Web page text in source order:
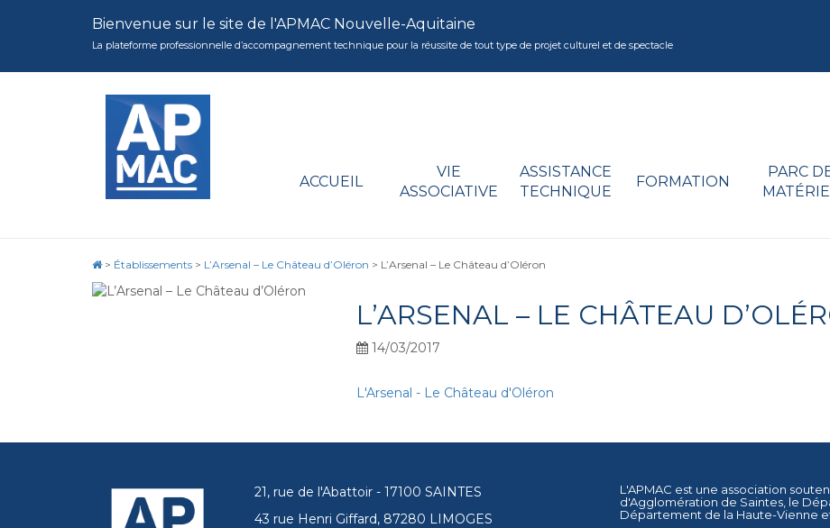
Bienvenue sur le site de l'APMAC Nouvelle-Aquitaine
La plateforme professionnelle d’accompagnement technique pour la réussite de tout type de projet culturel et de spectacle
ACCUEIL
VIE
ASSOCIATIVE
ASSISTANCE
TECHNIQUE
FORMATION
PARC
> Établissements > L’Arsenal – Le Château d’Oléron > L’Arsenal – Le Château d’Oléron
L’ARSENAL – LE CHÂTEAU
14/03/2017
L'Arsenal - Le Château d'Oléron
21, rue de l'Abattoir - 17100 SAINTES
43 rue Henri Giffard, 87280 LIMOGES
L'APMAC est une association
d'Agglomération de Saintes , le
Département de la Haute-Vienne